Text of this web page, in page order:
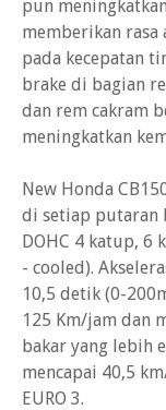
pun
memberikan rasa
pada kecepatan
brake di bagian
dan rem cakram
meningkatkan
New Honda
di setiap putaran
DOHC 4 katup, 6
- cooled).
10,5 detik (0-
125 Km/jam dan
bakar yang lebih
mencapai 40,5
EURO 3.